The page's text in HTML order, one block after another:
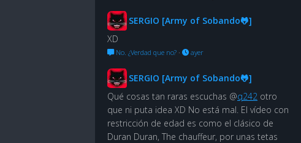
SERGIO [Army of Sobando🐸]
XD
No. ¿Verdad que no? · ayer
SERGIO [Army of Sobando🐸]
Qué cosas tan raras escuchas @q242 otro
que ni puta idea XD No está mal. El vídeo con
restricción de edad es como el clásico de
Duran Duran, The chauffeur, por unas tetas